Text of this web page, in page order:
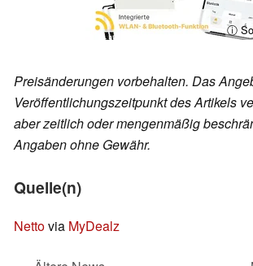
ⓘ
Preisänderungen vorbehalten. Das
Veröffentlichungszeitpunkt des Artikels
aber zeitlich oder mengenmäßig
Angaben ohne Gewähr.
Quelle(n)
Nettovia MyDealz